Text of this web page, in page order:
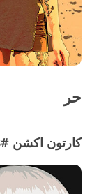
حر
كارتون اكشن #3 "Pop Comic"